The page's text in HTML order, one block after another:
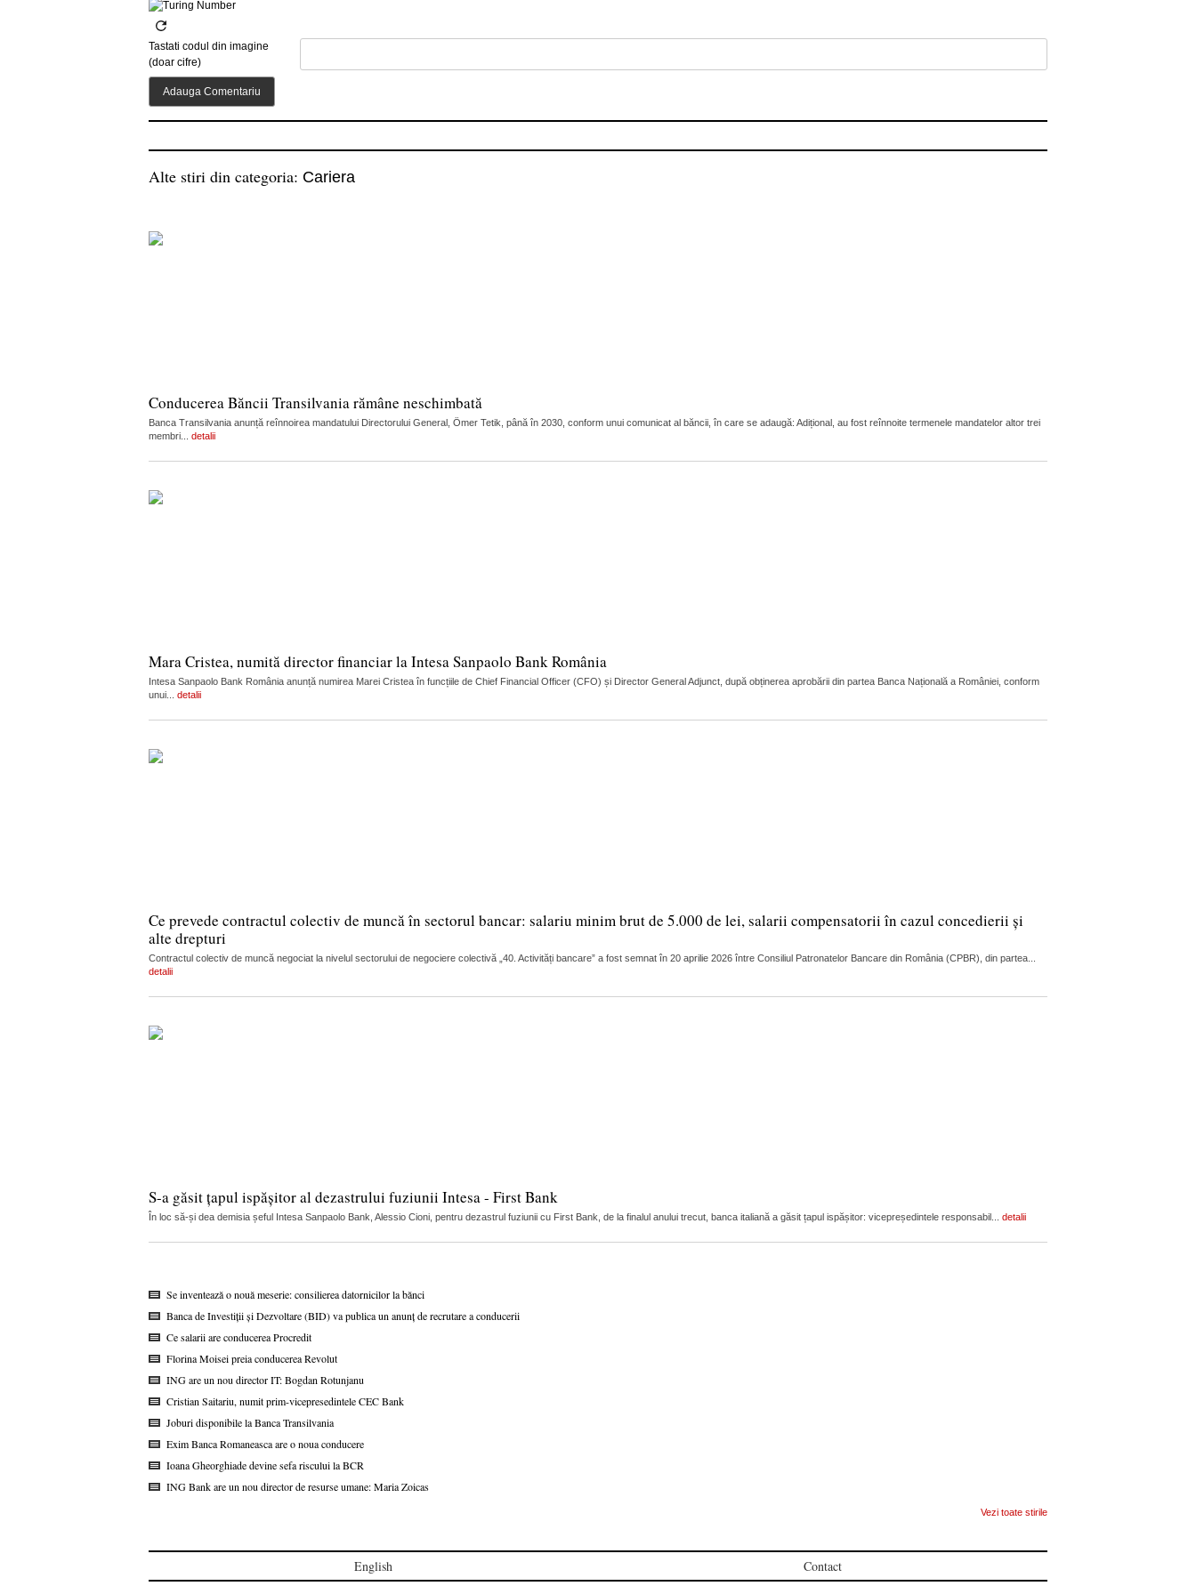
Tastati codul din imagine
(doar cifre)
Alte stiri din categoria: Cariera
Conducerea Băncii Transilvania rămâne neschimbată
Banca Transilvania anunță reînnoirea mandatului Directorului General, Ömer Tetik, până în 2030, conform unui comunicat al băncii, în care se adaugă: Adițional, au fost reînnoite termenele mandatelor altor trei
membri... detalii
Mara Cristea, numită director financiar la Intesa Sanpaolo Bank România
Intesa Sanpaolo Bank România anunță numirea Marei Cristea în funcțiile de Chief Financial Officer (CFO) și Director General Adjunct, după obținerea aprobării din partea Banca Națională a României, conform
unui... detalii
Ce prevede contractul colectiv de muncă în sectorul bancar: salariu minim brut de 5.000 de lei, salarii compensatorii în cazul concedierii și
alte drepturi
Contractul colectiv de muncă negociat la nivelul sectorului de negociere colectivă „40. Activități bancare” a fost semnat în 20 aprilie 2026 între Consiliul Patronatelor Bancare din România (CPBR), din partea...
detalii
S-a găsit țapul ispășitor al dezastrului fuziunii Intesa - First Bank
În loc să-și dea demisia șeful Intesa Sanpaolo Bank, Alessio Cioni, pentru dezastrul fuziunii cu First Bank, de la finalul anului trecut, banca italiană a găsit țapul ispășitor: vicepreședintele responsabil... detalii
Se inventează o nouă meserie: consilierea datornicilor la bănci
Banca de Investiții și Dezvoltare (BID) va publica un anunț de recrutare a conducerii
Ce salarii are conducerea Procredit
Florina Moisei preia conducerea Revolut
ING are un nou director IT: Bogdan Rotunjanu
Cristian Saitariu, numit prim-vicepresedintele CEC Bank
Joburi disponibile la Banca Transilvania
Exim Banca Romaneasca are o noua conducere
Ioana Gheorghiade devine sefa riscului la BCR
ING Bank are un nou director de resurse umane: Maria Zoicas
Vezi toate stirile
English Contact